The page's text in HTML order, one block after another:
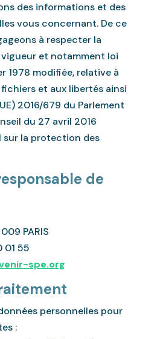
des informations et des
vous concernant. De ce
à respecter la
et notamment loi
1978 modifiée, relative à
et aux libertés ainsi
2016/679 du Parlement
du 27 avril 2016
sur la protection des
de
PARIS
01 55
spe.org
personnelles pour
: